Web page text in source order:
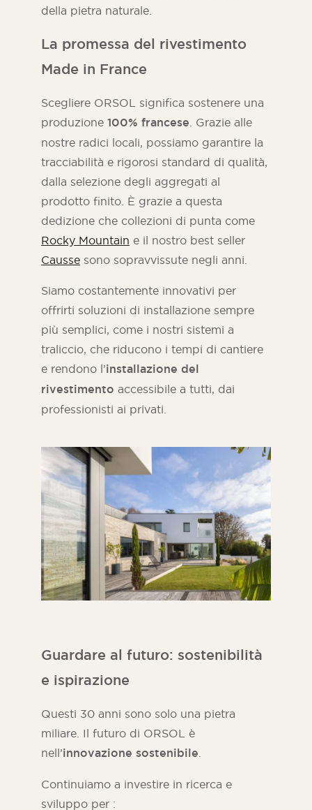
della pietra naturale.
La promessa del rivestimento
Made in France
Scegliere ORSOL significa sostenere una
produzione 100% francese. Grazie alle
nostre radici locali, possiamo garantire la
tracciabilità e rigorosi standard di qualità,
dalla selezione degli aggregati al
prodotto finito. È grazie a questa
dedizione che collezioni di punta come
Rocky Mountain e il nostro best seller
Causse sono sopravvissute negli anni.
Siamo costantemente innovativi per
offrirti soluzioni di installazione sempre
più semplici, come i nostri sistemi a
traliccio, che riducono i tempi di cantiere
e rendono l’installazione del
rivestimento accessibile a tutti, dai
professionisti ai privati.
Guardare al futuro: sostenibilità
e ispirazione
Questi 30 anni sono solo una pietra
miliare. Il futuro di ORSOL è
nell’innovazione sostenibile
Continuiamo a investire in ricerca e
sviluppo per :